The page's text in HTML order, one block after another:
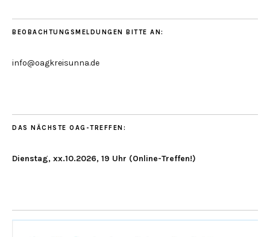
BEOBACHTUNGSMELDUNGEN BITTE AN:
info@oagkreisunna.de
DAS NÄCHSTE OAG-TREFFEN:
Dienstag, xx.10.2026, 19 Uhr (Online-Treffen!)